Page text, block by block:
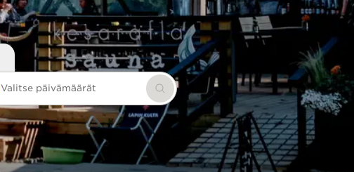
Valitse päivämäärät Hae